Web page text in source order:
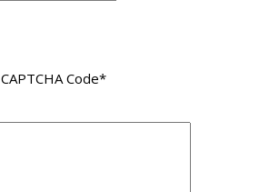
CAPTCHA Code*